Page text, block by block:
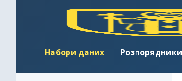
Набори даних Розпорядники